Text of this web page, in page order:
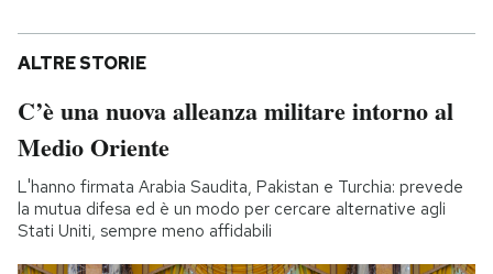
ALTRE STORIE
C’è una nuova alleanza militare intorno al
Medio Oriente
L'hanno firmata Arabia Saudita, Pakistan e Turchia: prevede
la mutua difesa ed è un modo per cercare alternative agli
Stati Uniti, sempre meno affidabili